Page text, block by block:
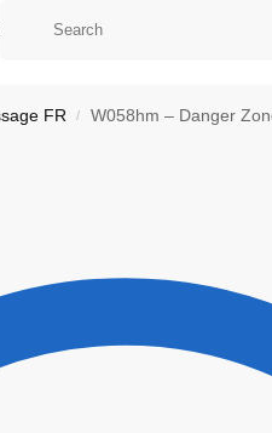
Contact
FR / W058hm – Danger